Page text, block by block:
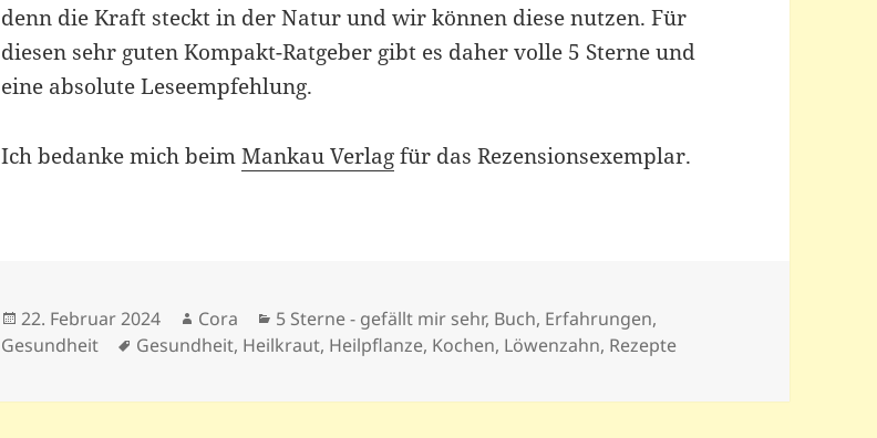
denn die Kraft steckt in der Natur und wir können diese nutzen. Für
diesen sehr guten Kompakt-Ratgeber gibt es daher volle 5 Sterne und
eine absolute Leseempfehlung.
Ich bedanke mich beimMankau Verlagfür das Rezensionsexemplar.
Veröffentlicht
am
22. Februar 2024 Autor
Cora Kategorien
5 Sterne - gefällt mir sehr, Buch, Erfahrungen,
Gesundheit
Schlagwörter
Gesundheit, Heilkraut, Heilpflanze, Kochen, Löwenzahn, Rezepte